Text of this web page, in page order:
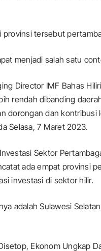
tersebut
menjadi salah satu
Director IMF Bahas
rendah dibanding
dorongan dan kontribusi
Selasa, 7 Maret 2023.
Sektor
ada empat provinsi
investasi di sektor hilir.
adalah Sulawesi
Ekonom Ungkap